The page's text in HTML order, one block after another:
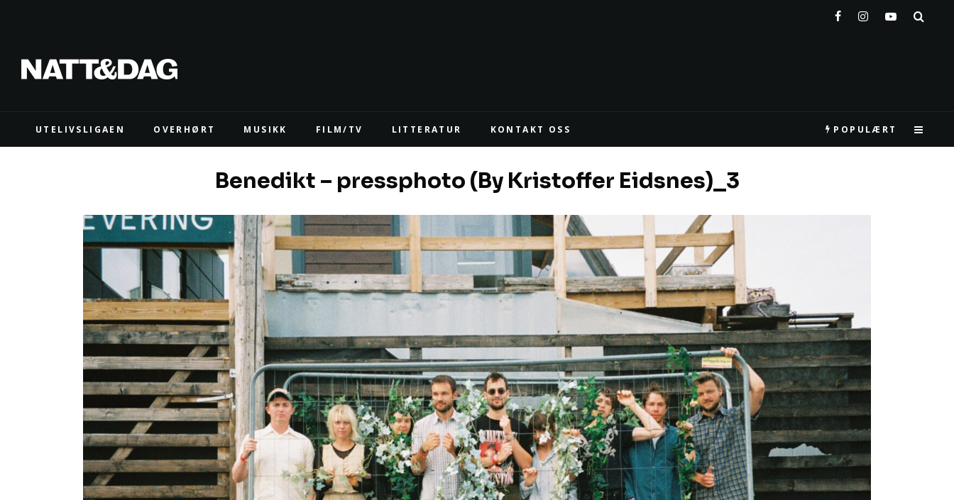
UTELIVSLIGAEN OVERHØRT MUSIKK FILM/TV LITTERATUR KONTAKT OSS POPULÆRT
Benedikt – pressphoto (By Kristoffer Eidsnes)_3